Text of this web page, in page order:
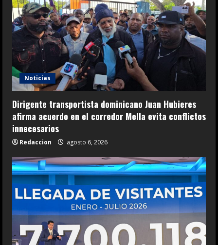
Noticias
Dirigente transportista dominicano Juan Hubieres
afirma acuerdo en el corredor Mella evita conflictos
innecesarios
Redaccion agosto 6, 2026